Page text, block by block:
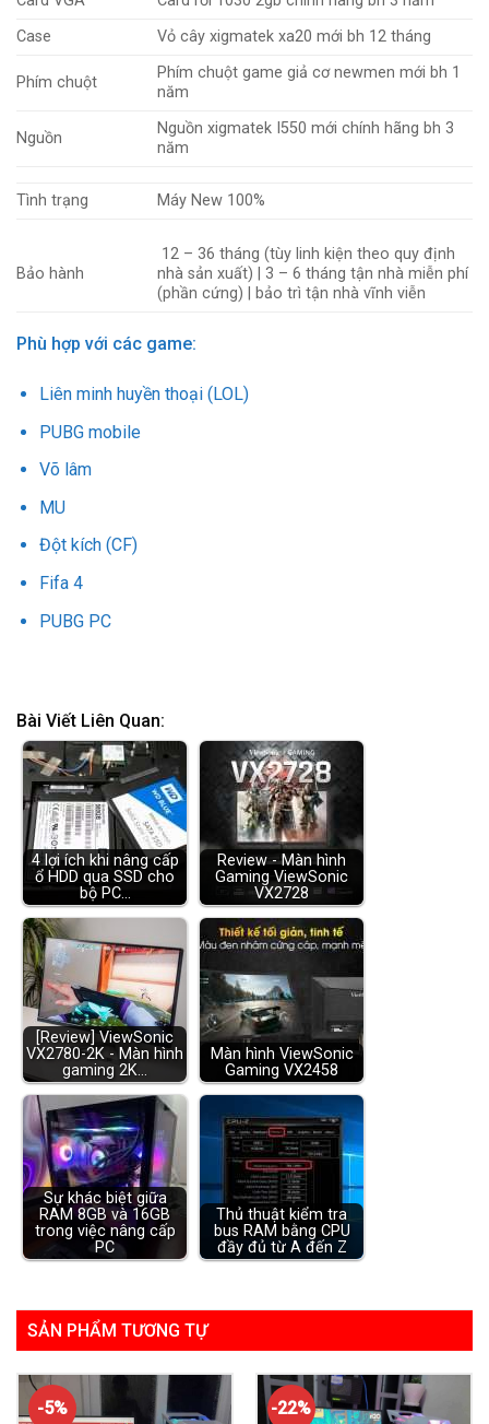
Case
Vỏ cây xigmatek xa20 mới bh 12 tháng
Phím chuột
Phímchuột game giả cơ newmen mới bh 1
năm
Nguồn
Nguồn xigmatek I550 mới chính hãng bh 3
năm
Tình trạng Máy New 100%
Bảo hành
12 – 36 tháng (tùy linh kiện theo quy định
nhà sản xuất) |3 – 6 tháng tận nhà miễn phí
(phần cứng) | bảo trì tận nhà vĩnh viễn
Phù hợp với các game:
Liên minh huyền thoại (LOL)
PUBG mobile
Võ lâm
MU
Đột kích (CF)
Fifa 4
PUBG PC
Bài Viết Liên Quan:
4 lợi ích khi nâng cấp
ổ HDD qua SSD cho
bộ PC…
Review - Màn hình
Gaming ViewSonic
VX2728
[Review] ViewSonic
VX2780-2K - Màn hình
gaming 2K…
Màn hình ViewSonic
Gaming VX2458
Sự khác biệt giữa
RAM 8GB và 16GB
trong việc nâng cấp
PC
Thủ thuật kiểm tra
bus RAM bằng CPU
đầy đủ từ A đến Z
SẢN PHẨM TƯƠNG TỰ
-5% -22%